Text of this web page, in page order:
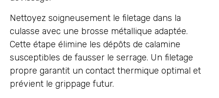
Nettoyez soigneusement le filetage dans la
culasse avec une brosse métallique adaptée.
Cette étape élimine les dépôts de calamine
susceptibles de fausser le serrage. Un filetage
propre garantit un contact thermique optimal et
prévient le grippage futur.